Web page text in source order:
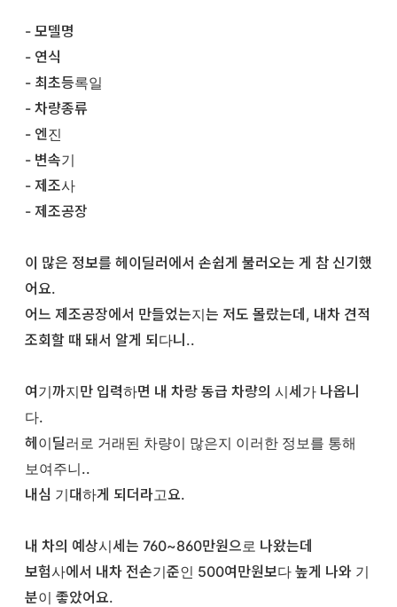
- 모델명
- 연식
- 최초등록일
- 차량종류
- 엔진
- 변속기
- 제조사
- 제조공장
이 많은 정보를 헤이딜러에서 손쉽게 불러오는 게 참 신기했
어요.
어느 제조공장에서 만들었는지는 저도 몰랐는데, 내차 견적
조회할 때 돼서 알게 되다니..
여기까지만 입력하면 내 차랑 동급 차량의 시세가 나옵니
다.
헤이딜러로 거래된 차량이 많은지 이러한 정보를 통해
보여주니..
내심 기대하게 되더라고요.
내 차의 예상시세는 760~860만원으로 나왔는데
보험사에서 내차 전손기준인 500여만원보다 높게 나와 기
분이 좋았어요.